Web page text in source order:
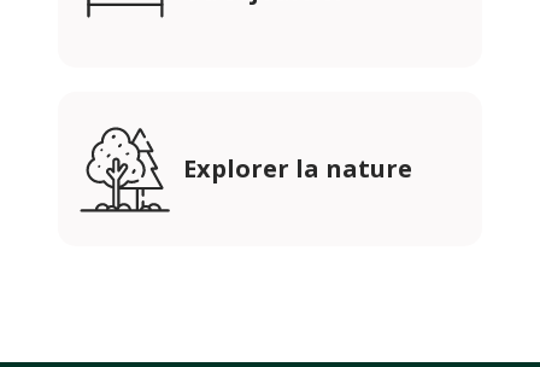
Explorer la nature